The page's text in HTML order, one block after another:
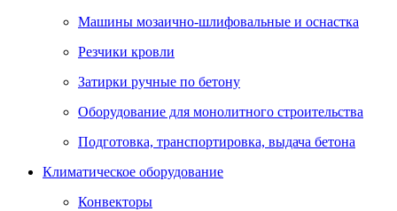
Машины мозаично-шлифовальные и оснастка
Резчики кровли
Затирки ручные по бетону
Оборудование для монолитного строительства
Подготовка, транспортировка, выдача бетона
Климатическое оборудование
Конвекторы